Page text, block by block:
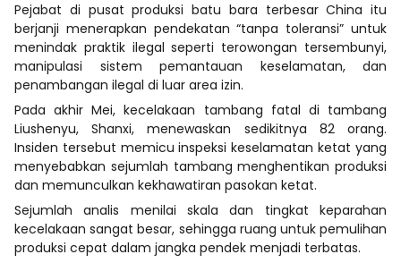
Pejabat di pusat produksi batu bara terbesar China itu
berjanji menerapkan pendekatan “tanpa toleransi” untuk
menindak praktik ilegal seperti terowongan tersembunyi,
manipulasi sistem pemantauan keselamatan, dan
penambangan ilegal di luar area izin.
Pada akhir Mei, kecelakaan tambang fatal di tambang
Liushenyu, Shanxi, menewaskan sedikitnya 82 orang.
Insiden tersebut memicu inspeksi keselamatan ketat yang
menyebabkan sejumlah tambang menghentikan produksi
dan memunculkan kekhawatiran pasokan ketat.
Sejumlah analis menilai skala dan tingkat keparahan
kecelakaan sangat besar, sehingga ruang untuk pemulihan
produksi cepat dalam jangka pendek menjadi terbatas.